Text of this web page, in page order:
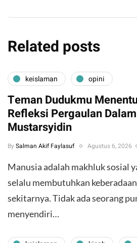
Related posts
keislaman opini
Teman Dudukmu
Refleksi Pergaulan
Mustarsyidin
By Salman Akif Faylasuf Agustus 6, 2026
Manusia adalah makhluk sosial
selalu membutuhkan
sekitarnya. Tidak ada seorang
menyendiri…